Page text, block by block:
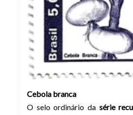
Cebola branca
O selo ordinário da série